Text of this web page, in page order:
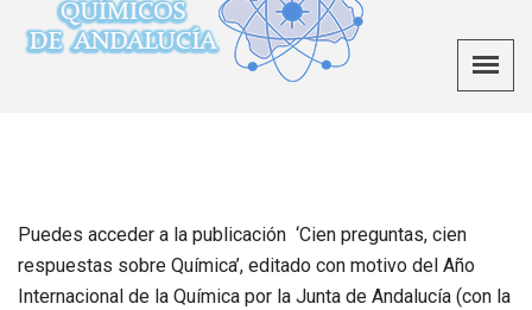
Puedes acceder a la publicación ‘Cien preguntas, cien
respuestas sobre Química’, editado con motivo del Año
Internacional de la Química por la Junta de Andalucía (con la